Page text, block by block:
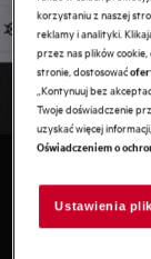
Dbałość o
nici. To także
korzystaniu z naszej
reklamy i analityki.
przez nas plików
stronie, dostosować
„Kontynuuj bez
Twoje doświadczenie
uzyskać więcej
Oświadczeniem o
Ustawienia